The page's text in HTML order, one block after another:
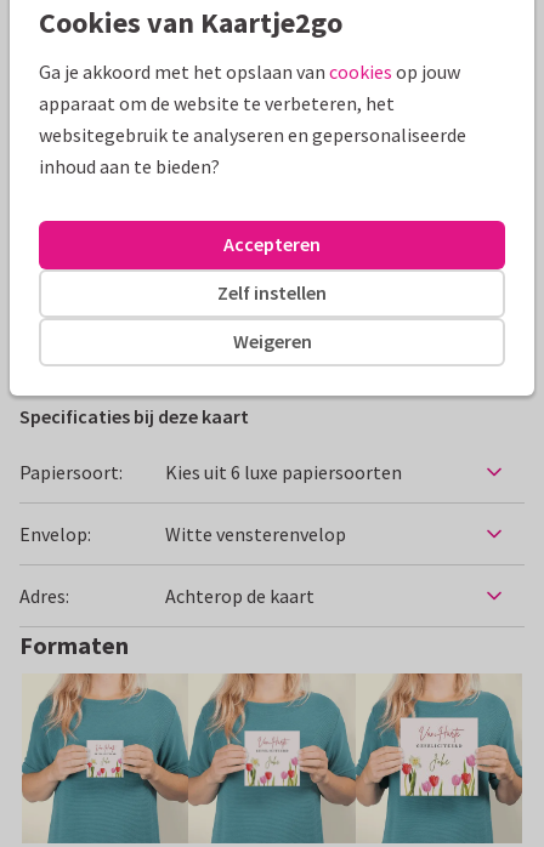
Productinformatie
kleurrijke tulpen en een narcis!
Alle kaarten zijn helemaal naar wens aan te passen
Renee geeft vorm
Specificaties bij deze kaart
Papiersoort: Kies uit 6 luxe papiersoorten
Envelop: Witte vensterenvelop
Adres: Achterop de kaart
Formaten
Cookies van Kaartje2go
Ga je akkoord met het opslaan van cookies op jouw
apparaat om de website te verbeteren, het
websitegebruik te analyseren en gepersonaliseerde
inhoud aan te bieden?
Weigeren
Zelf instellen
Accepteren